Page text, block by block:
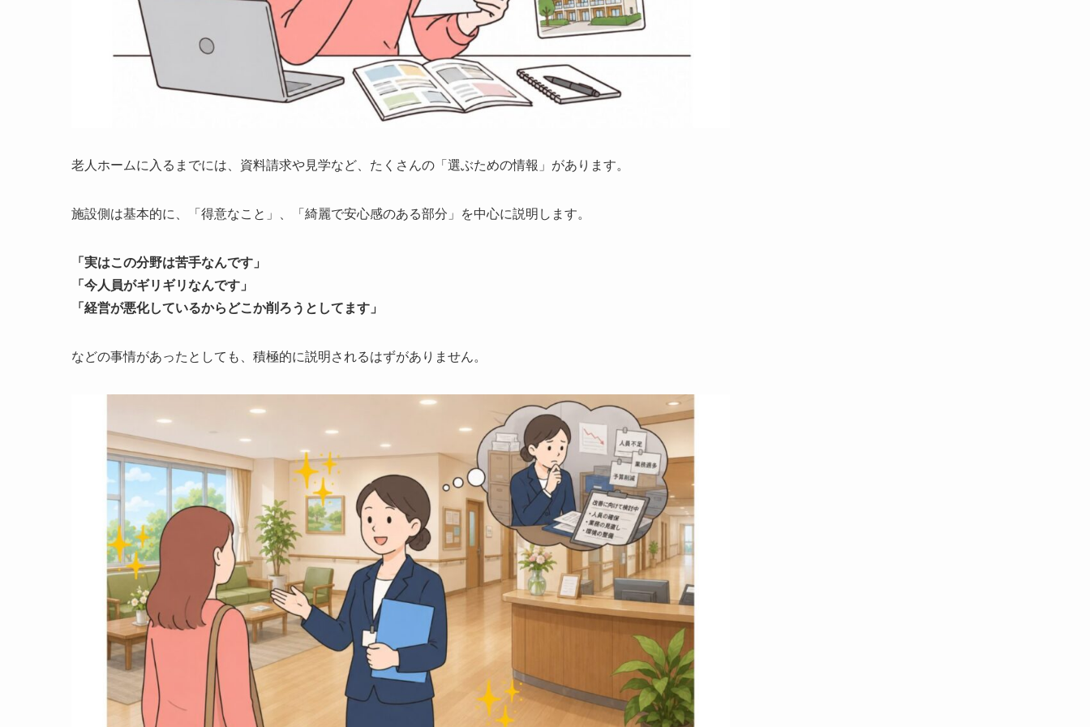
老人ホームに入るまでには、資料請求や見学など、たくさんの「選ぶための情報」があります。
施設側は基本的に、「得意なこと」、「綺麗で安心感のある部分」を中心に説明します。
「実はこの分野は苦手なんです」
「今人員がギリギリなんです」
「経営が悪化しているからどこか削ろうとしてます」
などの事情があったとしても、積極的に説明されるはずがありません。